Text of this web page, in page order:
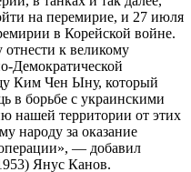
на перемирие, и 27 июля
в Корейской войне.
к великому
Демократической
Ким Чен Ыну, который
в борьбе с украинскими
нашей территории от этих
народу за оказание
— добавил
Янус Канов.